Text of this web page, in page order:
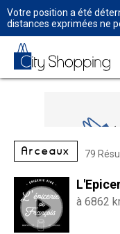
Votre position a été
distances exprimées ne
Arceaux 79
à 6862